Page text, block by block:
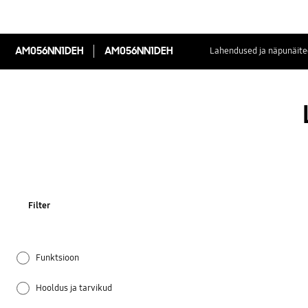
AM056NN1DEH AM056NN1DEH Lahendused ja
Filter
Funktsioon
Hooldus ja tarvikud